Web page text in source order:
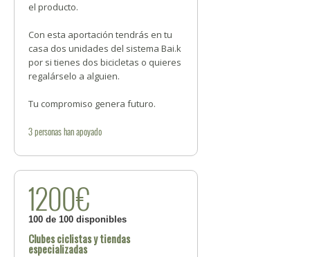
el producto.
Con esta aportación tendrás en tu
casa dos unidades del sistema Bai.k
por si tienes dos bicicletas o quieres
regalárselo a alguien.
Tu compromiso genera futuro.
3personashan apoyado
1200€
100 de 100 disponibles
Clubes ciclistas y tiendas
especializadas